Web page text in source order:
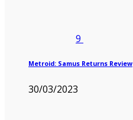
9
Metroid: Samus Returns Review
30/03/2023